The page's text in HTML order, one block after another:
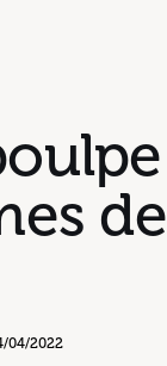
de
04/2022